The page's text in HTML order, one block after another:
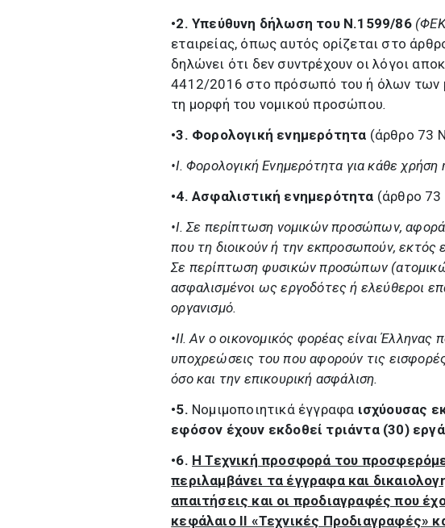
•2.Υπεύθυνη δήλωση του Ν.1599/86
εταιρείας, όπως αυτός ορίζεται στο
δηλώνει ότι δεν συντρέχουν οι λόγοι
4412/2016 στο πρόσωπό του ή όλων των
τη μορφή του νομικού προσώπου.
•3. Φορολογική ενημερότητα (άρθρο 73
•I.Φορολογική Ενημερότητα για κάθε χρήση
•4.Ασφαλιστική ενημερότητα (άρθρο
•I.Σε περίπτωση νομικών προσώπων,
που τη διοικούν ή την εκπροσωπούν, εκτός
Σε περίπτωση φυσικών προσώπων
ασφαλισμένοι ως εργοδότες ή ελεύθεροι
οργανισμό.
•II.Αν ο οικονομικός φορέας είναι Έλληνας
υποχρεώσεις του που αφορούν τις
όσο και την επικουρική ασφάλιση.
•5. Νομιμοποιητικά έγγραφα ισχύουσας
εφόσον έχουν εκδοθεί τριάντα (30)
•6. Η Τεχνική προσφορά του
περιλαμβάνει τα έγγραφα και
απαιτήσεις και οι προδιαγραφές που
κεφάλαιο ΙΙ «Τεχνικές Προδιαγραφές»